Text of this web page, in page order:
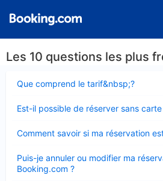
Les 10 questions les plus
Que comprend le tarif&nbsp;?
fermé
Est-il possible de réserver sans
fermé
Comment savoir si ma réservation
fermé
Puis-je annuler ou modifier ma
Booking.com ?
fermé